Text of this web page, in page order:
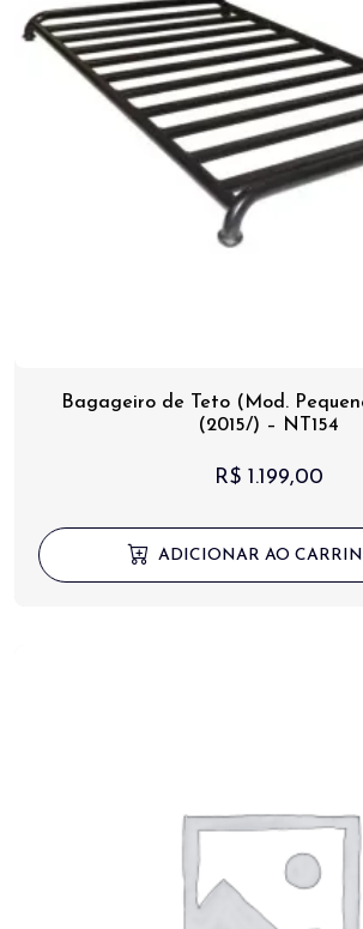
Bagageiro de Teto (Mod.
(2015/) – NT154
R$1.199,00
ADICIONAR AO